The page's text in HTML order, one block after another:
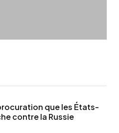
que les États-
contre la Russie